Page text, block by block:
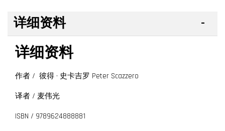
详细资料
详细资料
作者 / 彼得 · 史卡吉罗 Peter Scazzero
译者 / 麦伟光
ISBN / 9789624888881